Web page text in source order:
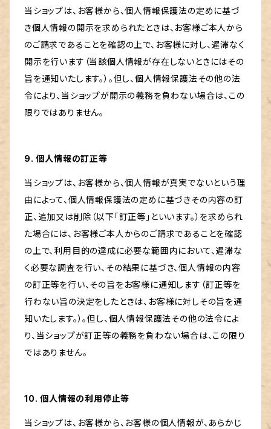
当ショップは、お客様から、個人情報保護法の定めに基づ
き個人情報の開示を求められたときは、お客様ご本人から
のご請求であることを確認の上で、お客様に対し、遅滞なく
開示を行います（当該個人情報が存在しないときにはその
旨を通知いたします。）。但し、個人情報保護法その他の法
令により、当ショップが開示の義務を負わない場合は、この
限りではありません。
9. 個人情報の訂正等
当ショップは、お客様から、個人情報が真実でないという理
由によって、個人情報保護法の定めに基づきその内容の訂
正、追加又は削除（以下「訂正等」といいます。）を求められ
た場合には、お客様ご本人からのご請求であることを確認
の上で、利用目的の達成に必要な範囲内において、遅滞な
く必要な調査を行い、その結果に基づき、個人情報の内容
の訂正等を行い、その旨をお客様に通知します（訂正等を
行わない旨の決定をしたときは、お客様に対しその旨を通
知いたします。）。但し、個人情報保護法その他の法令によ
り、当ショップが訂正等の義務を負わない場合は、この限り
ではありません。
10. 個人情報の利用停止等
当ショップは、お客様から、お客様の個人情報が、あらかじ